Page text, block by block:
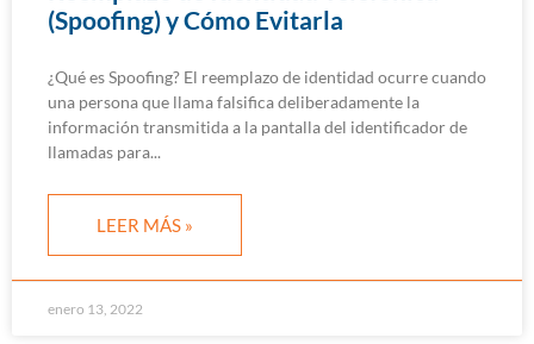
(Spoofing) y Cómo Evitarla
¿Qué es Spoofing? El reemplazo de identidad ocurre cuando
una persona que llama falsifica deliberadamente la
información transmitida a la pantalla del identificador de
llamadas para
LEER MÁS »
enero 13, 2022